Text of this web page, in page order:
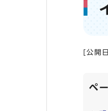
[公開
ペ